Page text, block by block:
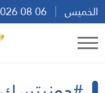
الخميس
09:01